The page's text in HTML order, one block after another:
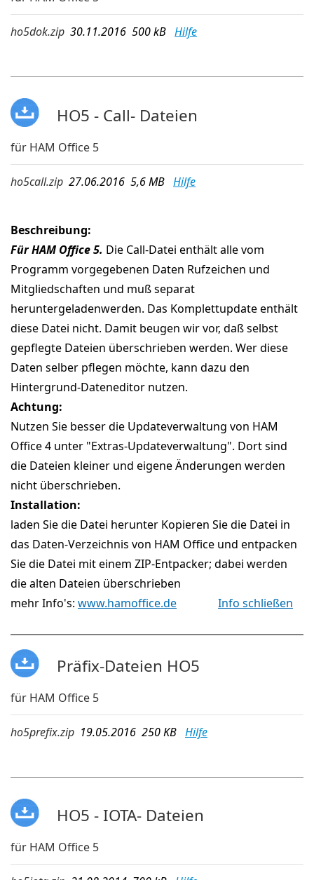
ho5dok.zip 30.11.2016 500 kB Hilfe
HO5 - Call- Dateien
für HAM Office 5
ho5call.zip 27.06.2016 5,6 MB Hilfe
Beschreibung:
Für HAM Office 5. Die Call-Datei enthält alle vom
Programm vorgegebenen Daten Rufzeichen und
Mitgliedschaften und muß separat
heruntergeladenwerden. Das Komplettupdate enthält
diese Datei nicht. Damit beugen wir vor, daß selbst
gepflegte Dateien überschrieben werden. Wer diese
Daten selber pflegen möchte, kann dazu den
Hintergrund-Dateneditor nutzen.
Achtung:
Nutzen Sie besser die Updateverwaltung von HAM
Office 4 unter "Extras-Updateverwaltung". Dort sind
die Dateien kleiner und eigene Änderungen werden
nicht überschrieben.
Installation:
laden Sie die Datei herunter Kopieren Sie die Datei in
das Daten-Verzeichnis von HAM Office und entpacken
Sie die Datei mit einem ZIP-Entpacker; dabei werden
die alten Dateien überschrieben
mehr Info's: www.hamoffice.de Info schließen
Präfix-Dateien HO5
für HAM Office 5
ho5prefix.zip 19.05.2016 250 KB Hilfe
HO5 - IOTA- Dateien
für HAM Office 5